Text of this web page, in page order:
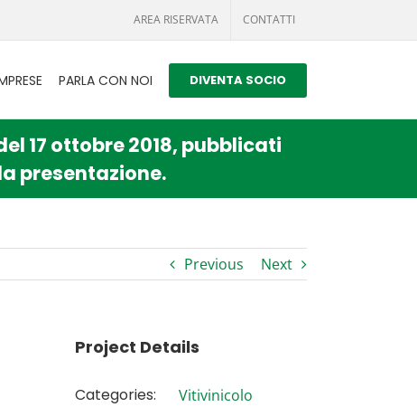
AREA RISERVATA CONTATTI
PARLA CON NOI DIVENTA SOCIO
17 ottobre 2018, pubblicati
presentazione.
Previous Next
Project Details
Categories: Vitivinicolo